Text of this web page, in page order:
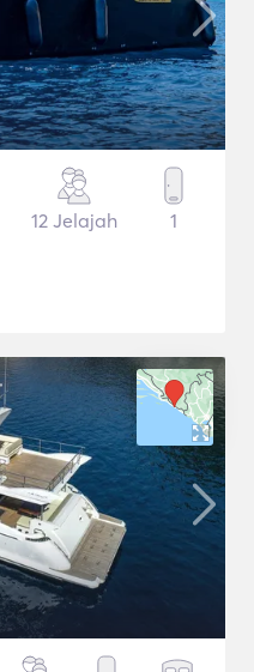
12 Jelajah 1